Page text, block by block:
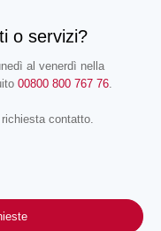
o servizi?
al venerdì nella
00800 800 767 76.
contatto.